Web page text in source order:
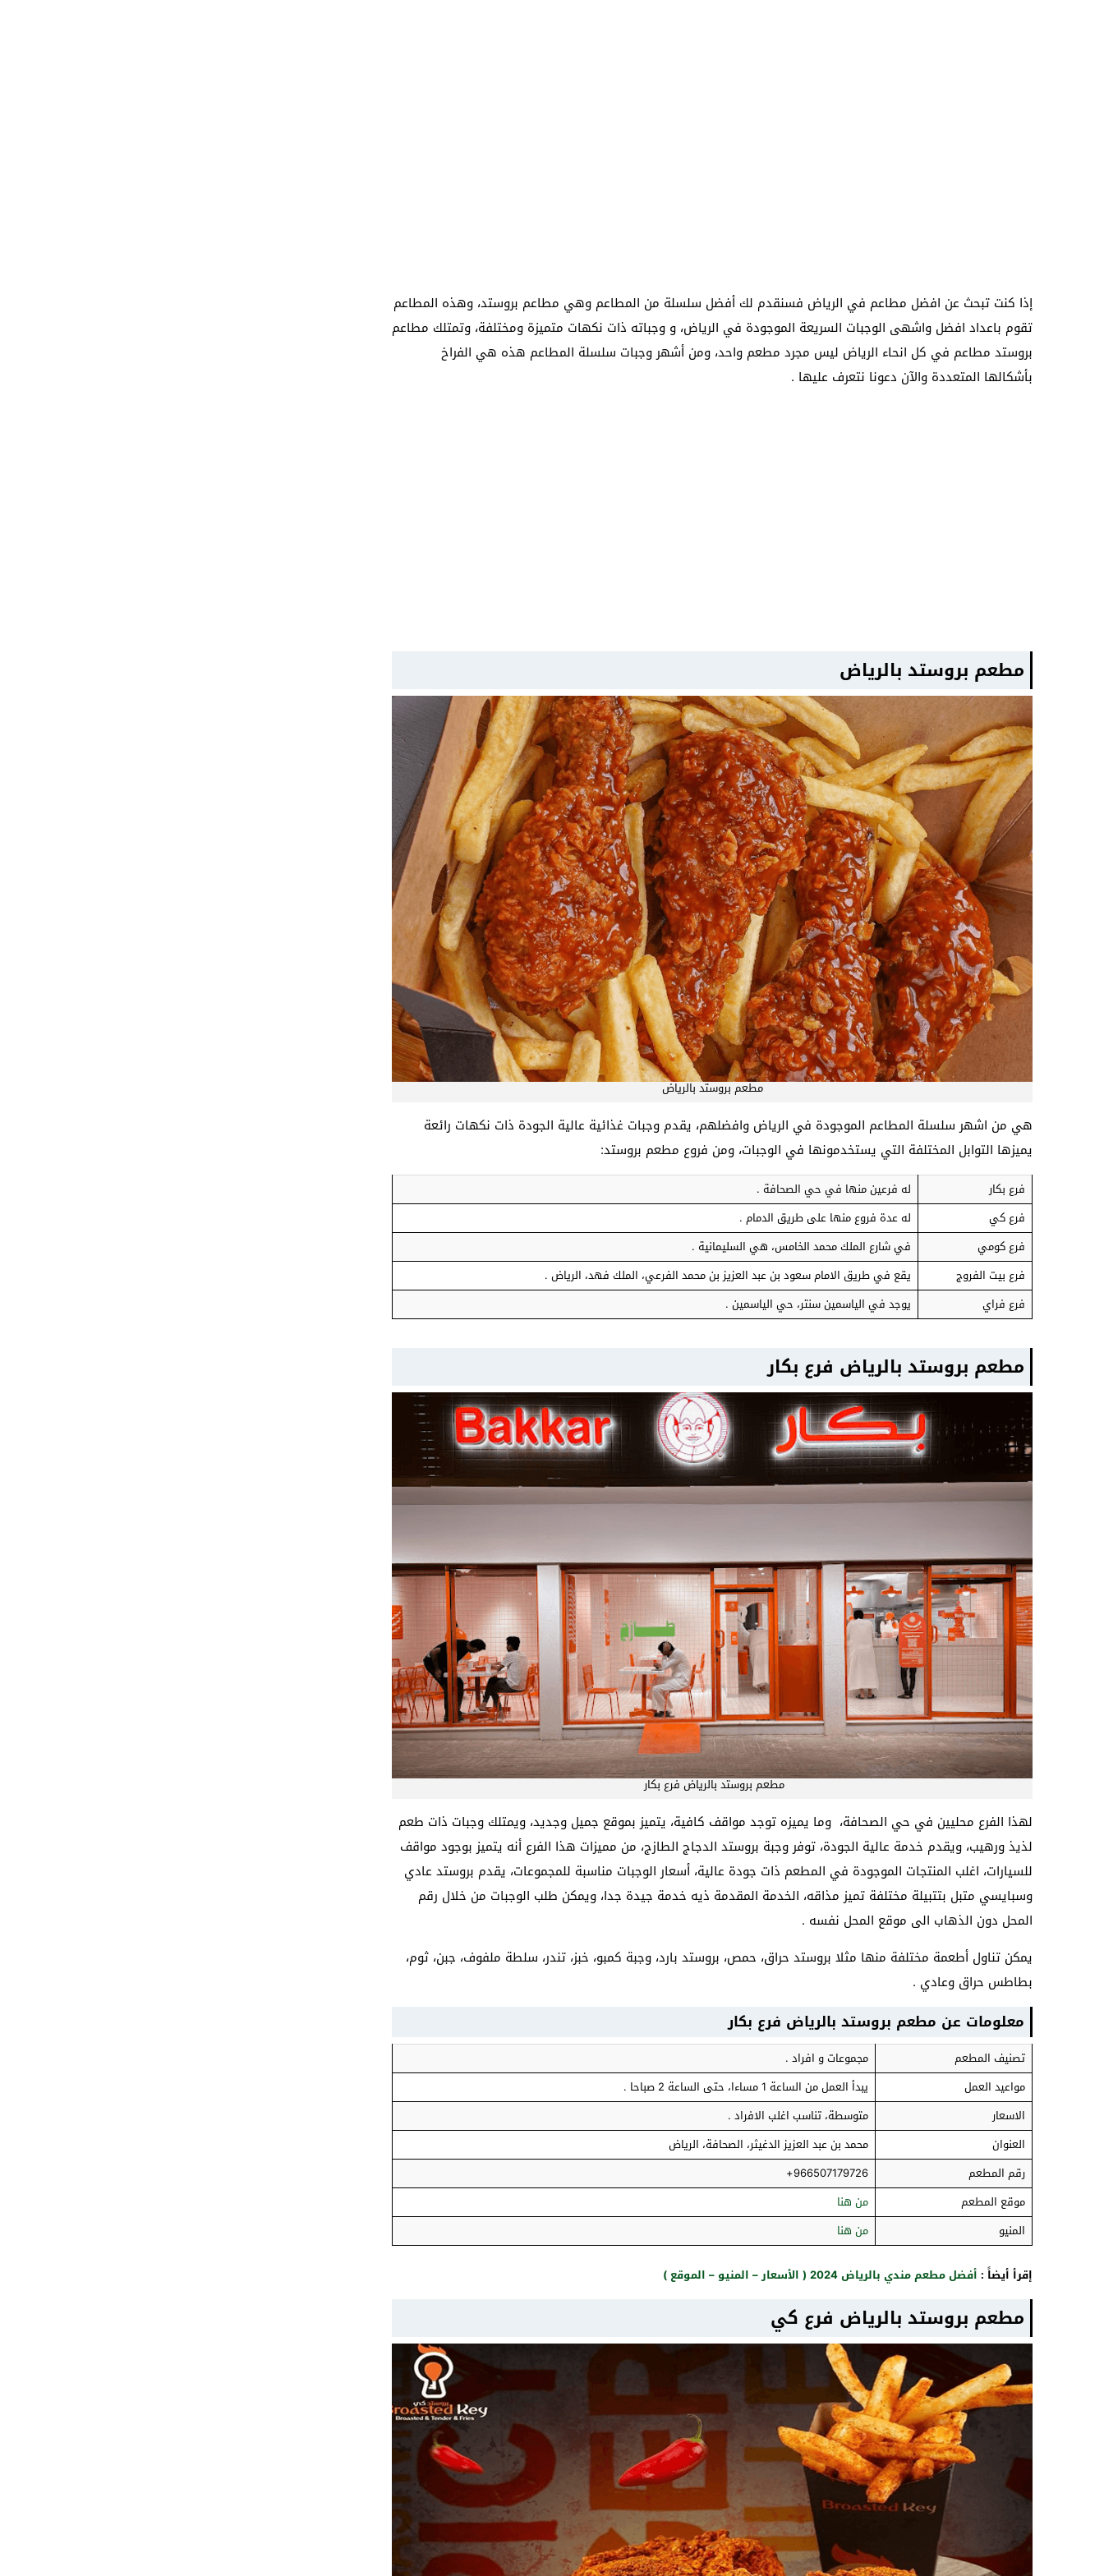
إذا كنت تبحث عن افضل مطاعم في الرياض فسنقدم لك أفضل سلسلة من المطاعم وهي مطاعم بروستد، وهذه المطاعم
تقوم باعداد افضل واشهى الوجبات السريعة الموجودة في الرياض، و وجباته ذات نكهات متميزة ومختلفة، وتمتلك مطاعم
بروستد مطاعم في كل انحاء الرياض ليس مجرد مطعم واحد، ومن أشهر وجبات سلسلة المطاعم هذه هي الفراخ
بأشكالها المتعددة والآن دعونا نتعرف عليها .
مطعم بروستد بالرياض
مطعم بروستد بالرياض
هي من اشهر سلسلة المطاعم الموجودة في الرياض وافضلهم، يقدم وجبات غذائية عالية الجودة ذات نكهات رائعة
يميزها التوابل المختلفة التي يستخدمونها في الوجبات، ومن فروع مطعم بروستد:
فرع بكار
له فرعين منها في حي الصحافة .
فرع كي
له عدة فروع منها على طريق الدمام .
فرع كومي
في شارع الملك محمد الخامس، هي السليمانية .
فرع بيت الفروج
يقع في طريق الامام سعود بن عبد العزيز بن محمد الفرعي، الملك فهد، الرياض .
فرع فراي
يوجد في الياسمين سنتر، حي الياسمين .
مطعم بروستد بالرياض فرع بكار
مطعم بروستد بالرياض فرع بكار
لهذا الفرع محليين في حي الصحافة، وما يميزه توجد مواقف كافية، يتميز بموقع جميل وجديد، ويمتلك وجبات ذات طعم
لذيذ ورهيب، ويقدم خدمة عالية الجودة، توفر وجبة بروستد الدجاج الطازج، من مميزات هذا الفرع أنه يتميز بوجود مواقف
للسيارات، اغلب المنتجات الموجودة في المطعم ذات جودة عالية، أسعار الوجبات مناسبة للمجموعات، يقدم بروستد عادي
وسبايسي متبل بتتبيلة مختلفة تميز مذاقه، الخدمة المقدمة ذيه خدمة جيدة جدا، ويمكن طلب الوجبات من خلال رقم
المحل دون الذهاب الى موقع المحل نفسه .
يمكن تناول أطعمة مختلفة منها مثلا بروستد حراق، حمص، بروستد بارد، وجبة كمبو، خبز، تندر، سلطة ملفوف، جبن، ثوم،
بطاطس حراق وعادي .
معلومات عن مطعم بروستد بالرياض فرع بكار
تصنيف المطعم
مجموعات و افراد .
مواعيد العمل
يبدأ العمل من الساعة 1 مساءا، حتى الساعة 2 صباحا .
الاسعار
متوسطة، تناسب اغلب الافراد .
العنوان
محمد بن عبد العزيز الدغيثر، الصحافة، الرياض
رقم المطعم
966507179726+
موقع المطعم
من هنا
المنيو
من هنا
إقرأ أيضاً : أفضل مطعم مندي بالرياض 2024 ( الأسعار – المنيو – الموقع )
مطعم بروستد بالرياض فرع كي